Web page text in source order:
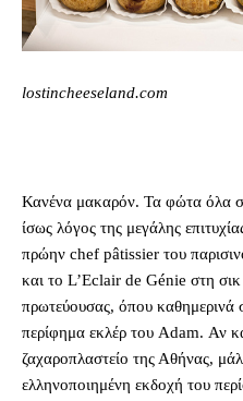
lostincheeseland.com
Κανένα μακαρόν. Τα φώτα όλα
ίσως λόγος της μεγάλης
πρώην chef pâtissier του
και το L’Eclair de Génie στη
πρωτεύουσας, όπου καθημερινά
περίφημα εκλέρ του Adam. Αν
ζαχαροπλαστείο της Αθήνας,
ελληνοποιημένη εκδοχή του